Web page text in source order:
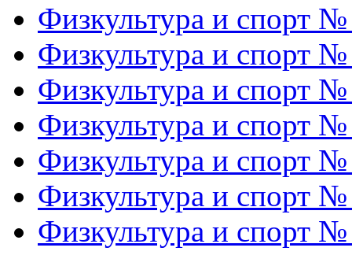
Физкультура и спорт
Физкультура и спорт
Физкультура и спорт
Физкультура и спорт
Физкультура и спорт
Физкультура и спорт
Физкультура и спорт